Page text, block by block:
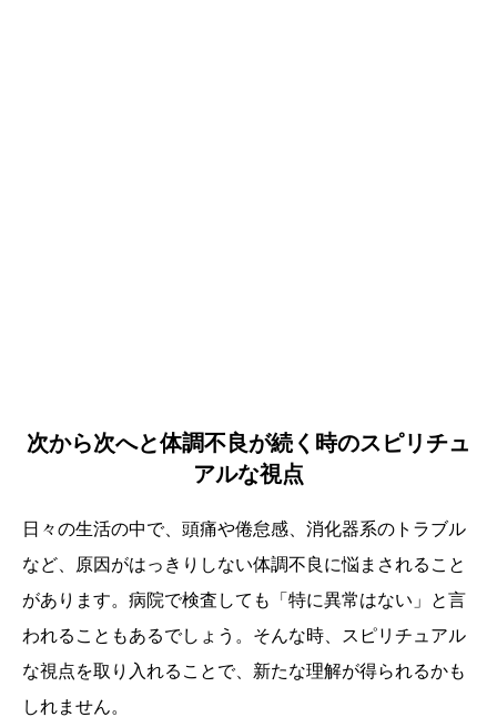
次から次へと体調不良が続く時のスピリチュ
アルな視点
日々の生活の中で、頭痛や倦怠感、消化器系のトラブル
など、原因がはっきりしない体調不良に悩まされること
があります。病院で検査しても「特に異常はない」と言
われることもあるでしょう。そんな時、スピリチュアル
な視点を取り入れることで、新たな理解が得られるかも
しれません。